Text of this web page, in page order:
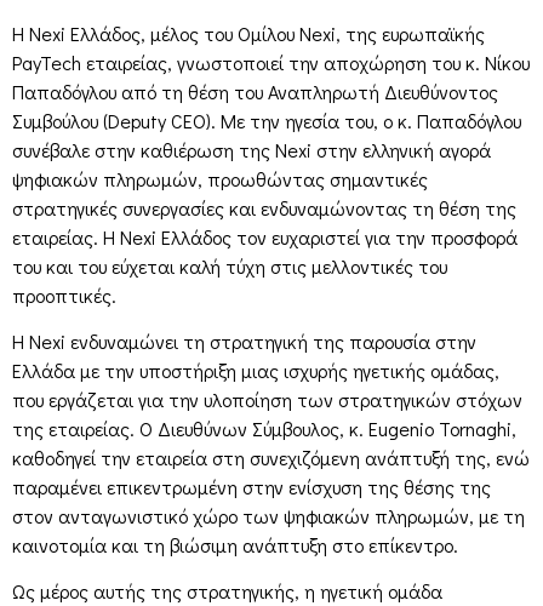
Η Nexi Ελλάδος, μέλος του Ομίλου Nexi, της ευρωπαϊκής
PayTech εταιρείας, γνωστοποιεί την αποχώρηση του κ. Νίκου
Παπαδόγλου από τη θέση του Αναπληρωτή Διευθύνοντος
Συμβούλου (Deputy CEO). Με την ηγεσία του, ο κ. Παπαδόγλου
συνέβαλε στην καθιέρωση της Nexi στην ελληνική αγορά
ψηφιακών πληρωμών, προωθώντας σημαντικές
στρατηγικές συνεργασίες και ενδυναμώνοντας τη θέση της
εταιρείας. Η Nexi Ελλάδος τον ευχαριστεί για την προσφορά
του και του εύχεται καλή τύχη στις μελλοντικές του
προοπτικές.
Η Nexi ενδυναμώνει τη στρατηγική της παρουσία στην
Ελλάδα με την υποστήριξη μιας ισχυρής ηγετικής ομάδας,
που εργάζεται για την υλοποίηση των στρατηγικών στόχων
της εταιρείας. Ο Διευθύνων Σύμβουλος, κ. Eugenio Tornaghi,
καθοδηγεί την εταιρεία στη συνεχιζόμενη ανάπτυξή της, ενώ
παραμένει επικεντρωμένη στην ενίσχυση της θέσης της
στον ανταγωνιστικό χώρο των ψηφιακών πληρωμών, με τη
καινοτομία και τη βιώσιμη ανάπτυξη στο επίκεντρο.
Ως μέρος αυτής της στρατηγικής, η ηγετική ομάδα